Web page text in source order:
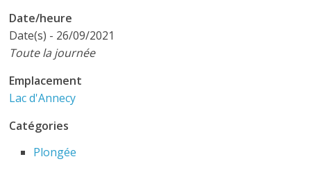
Date/heure
Date(s) - 26/09/2021
Toute la journée
Emplacement
Lac d'Annecy
Catégories
Plongée